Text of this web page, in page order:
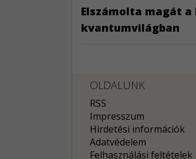
Elszámolta magát
kvantumvilágban
OLDALUNK
RSS
Impresszum
Hirdetési információk
Adatvédelem
Felhasználási feltételek